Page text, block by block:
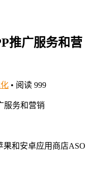
推广服务和营
• 阅读 999
果和安卓应用商店ASO